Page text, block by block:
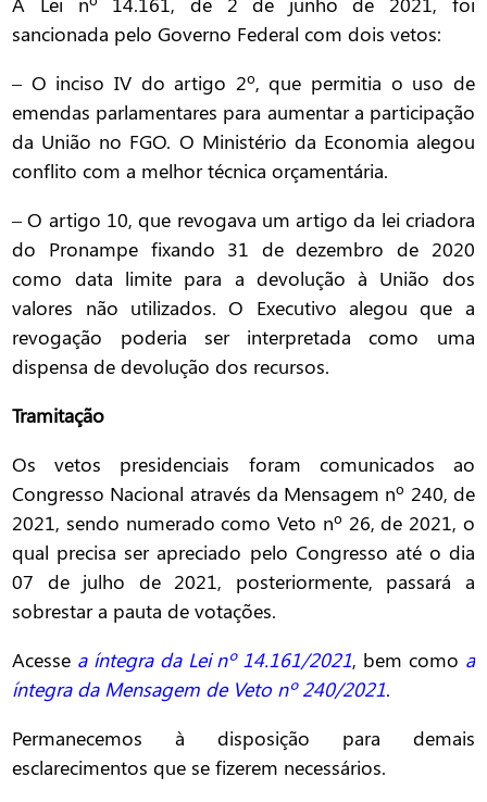
sancionada pelo Governo Federal com dois vetos:
– O inciso IV do artigo 2º, que permitia o uso de
emendas parlamentares para aumentar a participação
da União no FGO. O Ministério da Economia alegou
conflito com a melhor técnica orçamentária.
– O artigo 10, que revogava um artigo da lei criadora
do Pronampe fixando 31 de dezembro de 2020
como data limite para a devolução à União dos
valores não utilizados. O Executivo alegou que a
revogação poderia ser interpretada como uma
dispensa de devolução dos recursos.
Tramitação
Os vetos presidenciais foram comunicados ao
Congresso Nacional através da Mensagem nº 240, de
2021, sendo numerado como Veto nº 26, de 2021, o
qual precisa ser apreciado pelo Congresso até o dia
07 de julho de 2021, posteriormente, passará a
sobrestar a pauta de votações.
Acesse a íntegra da Lei nº 14.161/2021, bem como a
íntegra da Mensagem de Veto nº 240/2021.
Permanecemos à disposição para demais
esclarecimentos que se fizerem necessários.